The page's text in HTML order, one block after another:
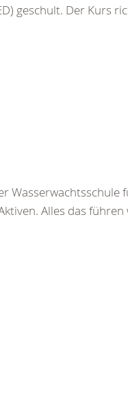
geschult. Der Kurs
Alles das